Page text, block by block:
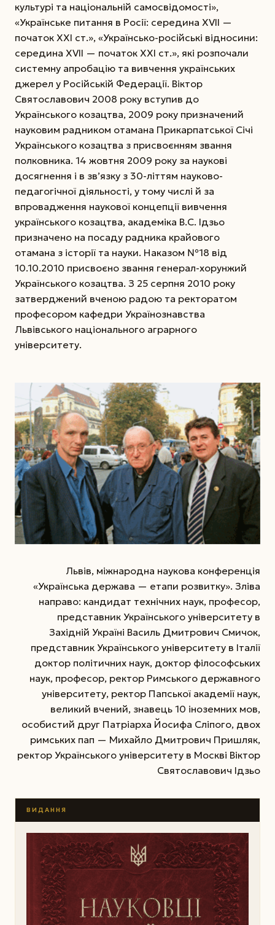
культурі та національній самосвідомості»,
«Українське питання в Росії: середина XVII —
початок XXІ ст.», «Українсько-російські відносини:
середина XVII — початок XXІ ст.», які розпочали
системну апробацію та вивчення українських
джерел у Російській Федерації. Віктор
Святославович 2008 року вступив до
Українського козацтва, 2009 року призначений
науковим радником отамана Прикарпатської Січі
Українського козацтва з присвоєнням звання
полковника. 14 жовтня 2009 року за наукові
досягнення і в зв’язку з 30-літтям науково-
педагогічної діяльності, у тому числі й за
впровадження наукової концепції вивчення
українського козацтва, академіка В.С. Ідзьо
призначено на посаду радника крайового
отамана з історії та науки. Наказом №18 від
10.10.2010 присвоєно звання генерал-хорунжий
Українського козацтва. З 25 серпня 2010 року
затверджений вченою радою та ректоратом
професором кафедри Українознавства
Львівського національного аграрного
університету.
Львів, міжнародна наукова конференція
«Українська держава — етапи розвитку». Зліва
направо: кандидат технічних наук, професор,
представник Українського університету в
Західній Україні Василь Дмитрович Смичок,
представник Українського університету в Італії
доктор політичних наук, доктор філософських
наук, професор, ректор Римського державного
університету, ректор Папської академії наук,
великий вчений, знавець 10 іноземних мов,
особистий друг Патріарха Йосифа Сліпого, двох
римських пап — Михайло Дмитрович Пришляк,
ректор Українського університету в Москві Віктор
Святославович Ідзьо
ВИДАННЯ